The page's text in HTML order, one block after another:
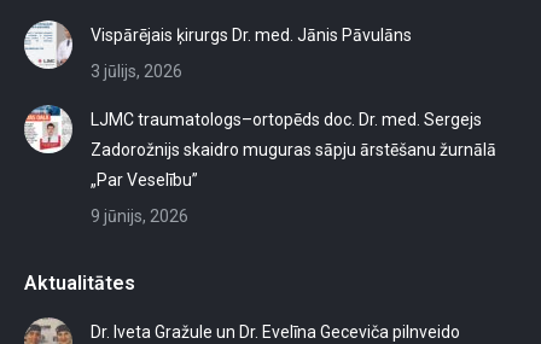
Vispārējais ķirurgs Dr. med. Jānis Pāvulāns
3 jūlijs, 2026
LJMC traumatologs–ortopēds doc. Dr. med. Sergejs
Zadorožnijs skaidro muguras sāpju ārstēšanu žurnālā
„Par Veselību”
9 jūnijs, 2026
Aktualitātes
Dr. Iveta Gražule un Dr. Evelīna Geceviča pilnveido